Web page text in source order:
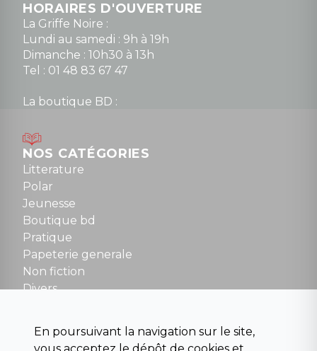
HORAIRES D'OUVERTURE
La Griffe Noire :
Lundi au samedi : 9h à 19h
Dimanche : 10h30 à 13h
Tel : 01 48 83 67 47
La boutique BD :
Mardi au samedi : 10h à 13h / 14h à 19h
Dimanche : 10h30 à 12h30
Tel : 01 48 89 13 88
NOUS CONTACTER
contact@la-griffe-noire.com
NOS CATÉGORIES
Litterature
Polar
Jeunesse
Boutique bd
Pratique
Papeterie generale
Non fiction
Divers
Para scolaire
En poursuivant la navigation sur le site,